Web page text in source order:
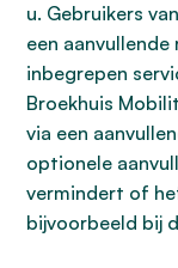
u. Gebruikers
een
inbegrepen
Broekhuis
via een
optionele
vermindert of
bijvoorbeeld bij